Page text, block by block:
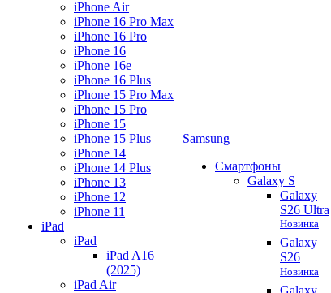
iPhone Air
iPhone 16 Pro Max
iPhone 16 Pro
iPhone 16
iPhone 16e
iPhone 16 Plus
iPhone 15 Pro Max
iPhone 15 Pro
iPhone 15
iPhone 15 Plus
iPhone 14
iPhone 14 Plus
iPhone 13
iPhone 12
iPhone 11
iPad
iPad
iPad A16
(2025)
iPad Air
Samsung
Смартфоны
Galaxy S
Galaxy
S26 Ultra
Новинка
Galaxy
S26
Новинка
Galaxy